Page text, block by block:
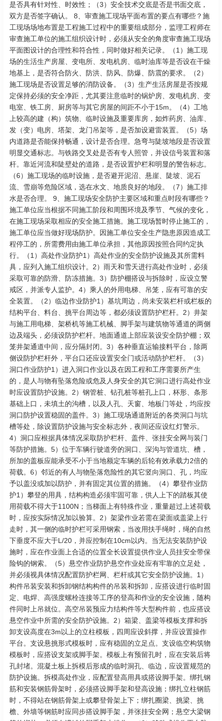
是否具有针对性、时效性；（3）安全技术交底是否是书面交底，
双方是否签字确认。 8、审查施工现场平面布置的要点有哪些？施
工现场场地布置是工程施工过程中的重要组成部分，监理工程师在
审查施工单位的施工组织设计时，必须从安全的角度审查施工现场
平面图设计的合理性和符合性，同时做好相关记录。（1）施工现
场的生活生产房屋、变电所、发电机房、临时油库等是否设在干燥
地基上，是否符合防火、防洪、防风、防爆、防震的要求。（2）
施工现场是否设置足够的消防设备。（3）生产生活房屋是否按规
定保持必须的安全净距，尤其要注意临时的锅炉房、发电机房、变
电室、铁工房、厨房等与其它房屋的间距不小于15m。（4）工地
上较高的建（构）筑物、临时设施及重要库房，如炸药房、油库、
发（变）电房、塔架、龙门吊架等，是否加设避雷装置。（5）场
内道路是否能保持畅通，设计是否合理。急弯与陡坡地段是否设置
明显交通标志。与铁路交叉处是否有专人照管，并设信号装置和落
杆。靠近河流和陡壁处的道路，是否设置护栏和明显的警告标志。
（6）施工现场的临时设施，是否避开泥沼、悬崖、陡坡、泥石
流、雪崩等危险区域，选在水文、地质良好的地段。（7）施工排
水是否合理。 9、施工现场安全防护主要区域和重点时段有哪些？
施工单位应当根据不同施工阶段和周围环境及季节、气候的变化，
在施工现场采取相应的安全施工措施。施工现场暂时停止施工的，
施工单位应当做好现场防护。因施工单位安全生产隐患原因造成工
程停工的，所需费用由施工单位承担，其他原因按照合同约定执
行。（1）高处作业防护1）高处作业的安全防护设施及其所需料
具，应列入施工组织设计。2）雨天和雪天进行高处作业时，必须
采取可靠的防滑、防冻措施。3）防护棚搭设与拆除时，应设立警
戒区，并派专人监护。4）乘人的外用电梯、吊笼，应有可靠的安
全装置。（2）临边作业防护1）基坑周边，尚未安装栏杆或栏板的
结构平台、料台、挑平台周边等，都必须设置防护栏杆。2）井架
与施工用电梯、架桥机等施工机械、脚手架与建筑物等通道的两侧
边及端头，必须设防护栏杆。地面通道上部应装设安全防护棚；双
笼井架通道中间，应分隔封闭。3）各种垂直运输接料平台，除两
侧设防护栏杆外，平台口还应设置安全门或活动防护栏杆。（3）
洞口作业防护1）进入洞口作业以及在因工程和工序需要所产生
的，是人与物有坠落危险或危及人身安全的其它洞口进行高处作业
时应设置防护设施。2）钢管桩、钻孔桩等桩孔上口，杯形、条形
基础上口，未填土的沟槽，以及人孔、天窗、地板门等处，均应按
洞口防护设置稳固的盖件。3）施工现场通道附近的各类洞口与坑
槽等处，除设置防护设施与安全标志外，夜间还应设红灯警示。
4）洞口应根据具体情况采取防护栏杆、盖件、张挂安全网与装门
等防护措施。5）位于车辆行驶道旁的洞口、深沟与管道坑、槽，
所加的盖板应能承受不小于当地额定车辆的后轮有效承载力2倍的
荷载。6）邻近的有人与物坠落危险性的其它竖向洞口、孔，均应
予以盖没或加以防护，并有固定其位置的措施。（4）攀登作业防
护1）攀登的用具，结构构造必须牢固可靠，供人上下的踏板其使
用荷载不得大于1100N；当梯面上有特殊作业，重量超过上述荷载
时，应按实际情况加以验算。2）架梁作业若需在梁面或盖梁上行
走时，其一侧的临时护栏可采用钢索，当改用扶手绳时，绳的自然
下垂度不应大于L/20，并应控制在10cm以内。当无法安装防护设
施时，应在作业面上合适的位置全长设置提供作业人员挂安全带保
险钩的钢索。（5）悬空作业防护悬空作业处应有牢靠的立足处，
并必须视具体情况配置防护栏网、栏杆或其它安全防护设施。1）
构件吊装安装和拆卸钢结构构件的吊装和拆卸，应搭设进行临时固
定、电焊、高强度螺栓连接等工序的登高和作业的安全设施，随构
件同时上吊就位。高空吊装预应力结构件等大型构件前，也应搭设
悬空作业中所需的安全防护设施。2）箱梁、盖梁等模板支撑和拆
卸支设高度在3m以上的立柱模板，四周应设斜撑，并应设置操作
平台。支设悬挑形式模板时，应有稳固的立足点。支设临空构筑物
模板时，应搭设支架或脚手架。模板上有预留孔时，应在安装后将
孔封堵。混凝土板上拆模后形成的临时洞孔、临边，应设置规范的
防护设施。拆模高处作业，应配置登高用具或搭设脚手架。绑扎钢
筋和安装钢筋骨架时，必须搭设脚手架和登高设施；绑扎立柱钢筋
时，不得站在钢筋骨架上或攀登骨架上下；绑扎圈梁、挑梁、挑
檐、外墙等钢筋时应同步搭设脚手架，并张挂安全网；悬空大梁钢